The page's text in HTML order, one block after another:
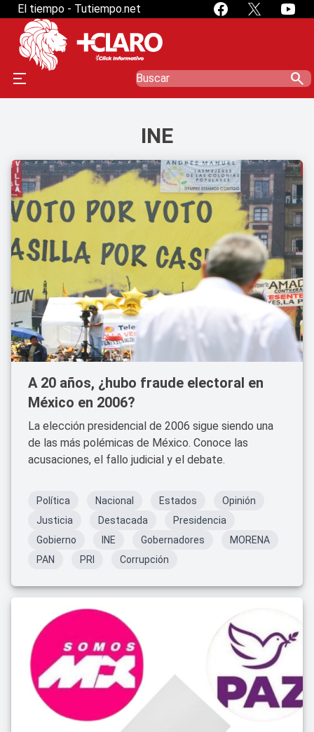
El tiempo - Tutiempo.net
search
INE
A 20 años, ¿hubo fraude electoral en
México en 2006?
La elección presidencial de 2006 sigue siendo una
de las más polémicas de México. Conoce las
acusaciones, el fallo judicial y el debate.
Política Nacional Estados
Opinión
Justicia
Destacada
Presidencia
Gobierno
INE Gobernadores
MORENA
PAN
PRI Corrupción